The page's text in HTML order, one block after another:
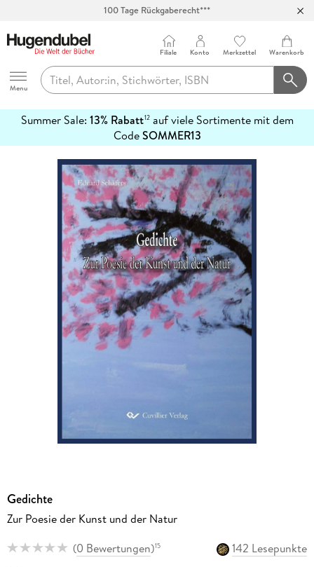
100 Tage Rückgaberecht***
Hugendubel
Menu
Filiale Konto Merkzettel Warenkorb
Summer Sale: 13% Rabatt12auf viele Sortimente mit dem
CodeSOMMER13
erfahren
Gedichte
Zur Poesie der Kunst und der Natur
(0 Bewertungen)15
142 Lesepunkte